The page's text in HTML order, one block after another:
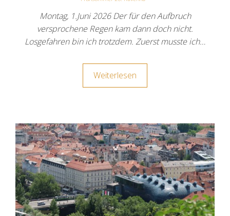
Montag, 1.Juni 2026 Der für den Aufbruch
versprochene Regen kam dann doch nicht.
Losgefahren bin ich trotzdem. Zuerst musste ich…
Weiterlesen